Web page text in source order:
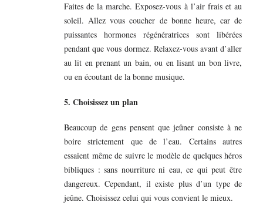
Faites de la marche. Exposez-vous à l’air frais et au
soleil. Allez vous coucher de bonne heure, car de
puissantes hormones régénératrices sont libérées
pendant que vous dormez. Relaxez-vous avant d’aller
au lit en prenant un bain, ou en lisant un bon livre,
ou en écoutant de la bonne musique.
5. Choisissez un plan
Beaucoup de gens pensent que jeûner consiste à ne
boire strictement que de l’eau. Certains autres
essaient même de suivre le modèle de quelques héros
bibliques : sans nourriture ni eau, ce qui peut être
dangereux. Cependant, il existe plus d’un type de
jeûne. Choisissez celui qui vous convient le mieux.